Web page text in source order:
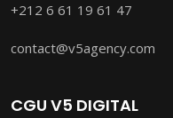
+212 6 61 19 61 47
contact@v5agency.com
CGU V5 DIGITAL